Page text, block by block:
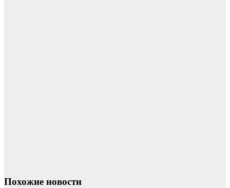
Похожие новости